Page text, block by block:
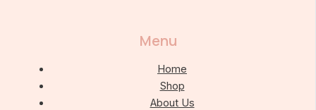
Menu
Home
Shop
About Us